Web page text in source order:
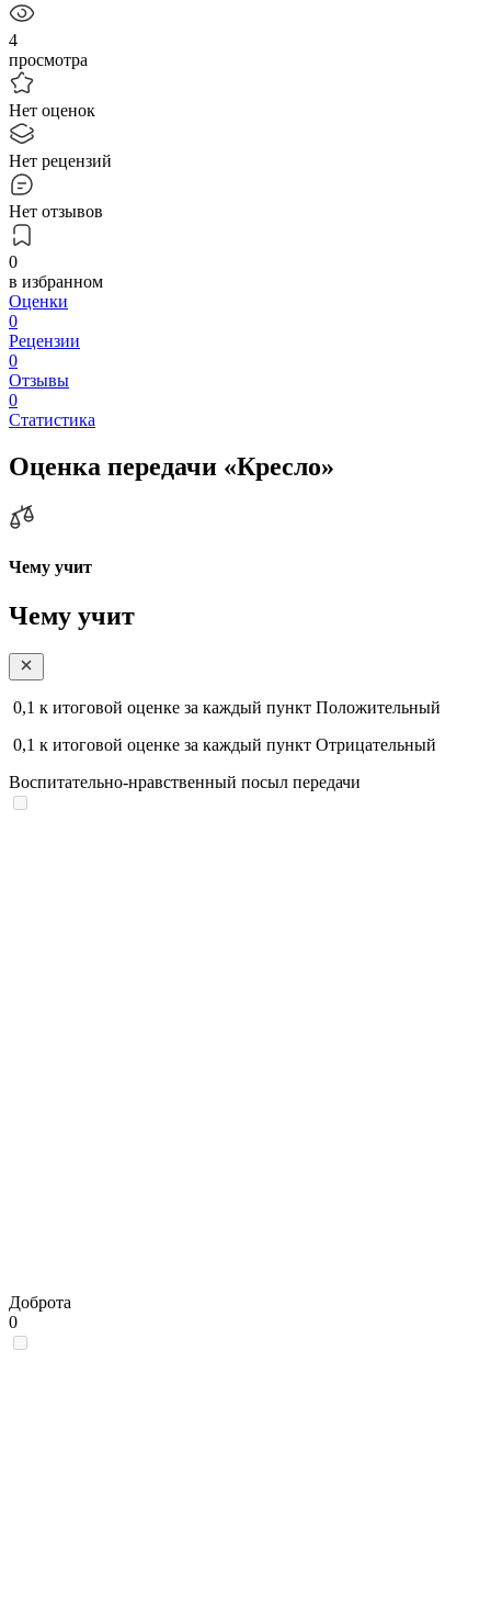
4
просмотра
Нет оценок
Нет рецензий
Нет отзывов
0
в избранном
Оценки
0
Рецензии
0
Отзывы
0
Статистика
Оценка передачи «Кресло»
Чему учит
Чему учит
0,1 к итоговой оценке за каждый пункт Положительный
0,1 к итоговой оценке за каждый пункт Отрицательный
Воспитательно-нравственный посыл передачи
Доброта
0